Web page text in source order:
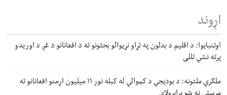
اړوند
اوتنبایوا: د اقلیم د بدلون په تړاو نړیوالو بحثونو ته د افغانانو د غږ د اوریدو
پرته نشي تللی
ملګري ملتونه: د بودیجې د کموالي له کبله نور ۱۱ میلیون اړمنو افغانانو ته